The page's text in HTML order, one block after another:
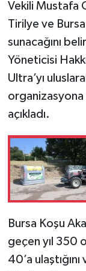
Vekili Mustafa
Tirilye ve
sunacağını
Yöneticisi
Ultra’yı
açıkladı.
Bursa Koşu
geçen yıl 350
40’a